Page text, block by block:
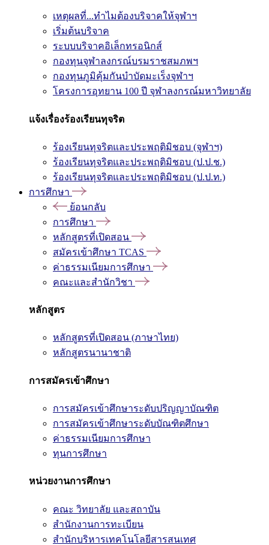
เหตุผลที่...ทำไมต้องบริจาคให้จุฬาฯ
เริ่มต้นบริจาค
ระบบบริจาคอิเล็กทรอนิกส์
กองทุนจุฬาลงกรณ์บรมราชสมภพฯ
กองทุนภูมิคุ้มกันบำบัดมะเร็งจุฬาฯ
โครงการอุทยาน 100 ปี จุฬาลงกรณ์มหาวิทยาลัย
แจ้งเรื่องร้องเรียนทุจริต
ร้องเรียนทุจริตและประพฤติมิชอบ (จุฬาฯ)
ร้องเรียนทุจริตและประพฤติมิชอบ (ป.ป.ช.)
ร้องเรียนทุจริตและประพฤติมิชอบ (ป.ป.ท.)
การศึกษา
ย้อนกลับ
การศึกษา
หลักสูตรที่เปิดสอน
สมัครเข้าศึกษา TCAS
ค่าธรรมเนียมการศึกษา
คณะและสำนักวิชา
หลักสูตร
หลักสูตรที่เปิดสอน (ภาษาไทย)
หลักสูตรนานาชาติ
การสมัครเข้าศึกษา
การสมัครเข้าศึกษาระดับปริญญาบัณฑิต
การสมัครเข้าศึกษาระดับบัณฑิตศึกษา
ค่าธรรมเนียมการศึกษา
ทุนการศึกษา
หน่วยงานการศึกษา
คณะ วิทยาลัย และสถาบัน
สำนักงานการทะเบียน
สำนักบริหารเทคโนโลยีสารสนเทศ